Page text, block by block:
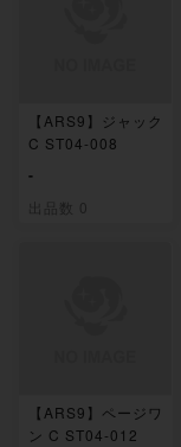
【ARS9】ジャック
C ST04-008
-
出品数 0
【ARS9】ページワ
ン C ST04-012